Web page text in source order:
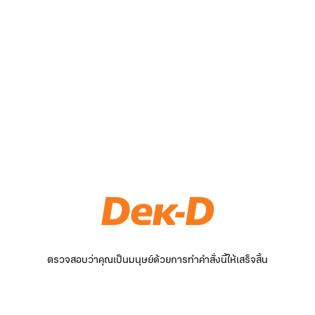
ตรวจสอบว่าคุณเป็นมนุษย์ด้วยการทำคำสั่งนี้ให้เสร็จสิ้น